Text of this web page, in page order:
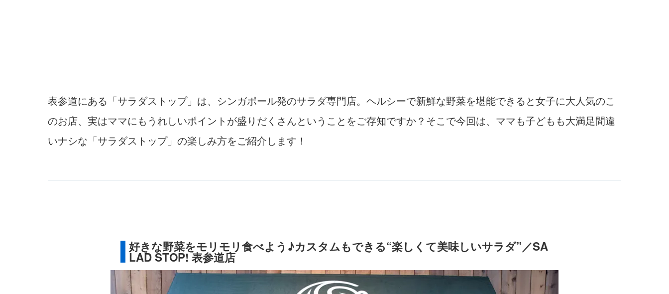
表参道にある「サラダストップ」は、シンガポール発のサラダ専門店。ヘルシーで新鮮な野菜を堪能できると女子に大人気のこ
のお店、実はママにもうれしいポイントが盛りだくさんということをご存知ですか？そこで今回は、ママも子どもも大満足間違
いナシな「サラダストップ」の楽しみ方をご紹介します！
好きな野菜をモリモリ食べよう♪カスタムもできる“楽しくて美味しいサラダ”／SA
LAD STOP! 表参道店